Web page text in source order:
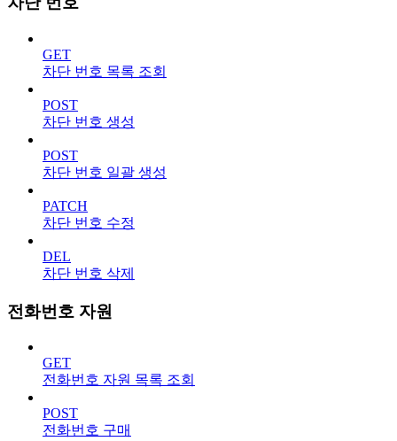
GET
차단 번호 목록 조회
POST
차단 번호 생성
POST
차단 번호 일괄 생성
PATCH
차단 번호 수정
DEL
차단 번호 삭제
전화번호 자원
GET
전화번호 자원 목록 조회
POST
전화번호 구매